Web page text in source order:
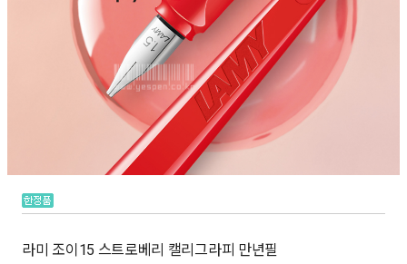
라미 조이15 스트로베리 캘리그라피 만년필